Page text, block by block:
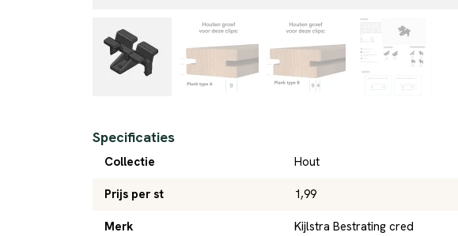
Specificaties
Collectie Hout
Prijs per st 1,99
Merk Kijlstra Bestrating cred